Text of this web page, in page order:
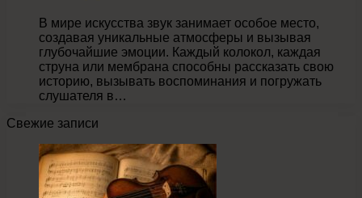
В мире искусства звук занимает особое место,
создавая уникальные атмосферы и вызывая
глубочайшие эмоции. Каждый колокол, каждая
струна или мембрана способны рассказать свою
историю, вызывать воспоминания и погружать
слушателя в…
Свежие записи